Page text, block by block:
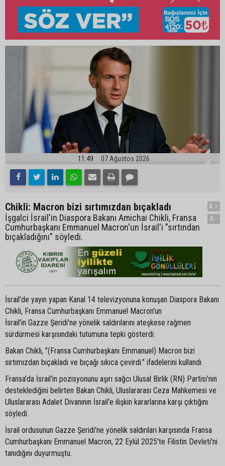
11:49 07 Ağustos 2026
Chikli: Macron bizi sırtımızdan bıçakladı
İşgalci İsrail'in Diaspora Bakanı Amichai Chikli, Fransa
Cumhurbaşkanı Emmanuel Macron'un İsrail'i "sırtından
bıçakladığını" söyledi.
A+
A-
İsrail'de yayın yapan Kanal 14 televizyonuna konuşan Diaspora Bakanı
Chikli, Fransa Cumhurbaşkanı Emmanuel Macron'un
İsrail'in Gazze Şeridi'ne yönelik saldırılarını ateşkese rağmen
sürdürmesi karşısındaki tutumuna tepki gösterdi.
Bakan Chikli, "(Fransa Cumhurbaşkanı Emmanuel) Macron bizi
sırtımızdan bıçakladı ve bıçağı sıkıca çevirdi." ifadelerini kullandı.
Fransa'da İsrail'in pozisyonunu aşırı sağcı Ulusal Birlik (RN) Partisi'nin
desteklediğini belirten Bakan Chikli, Uluslararası Ceza Mahkemesi ve
Uluslararası Adalet Divanının İsrail'e ilişkin kararlarına karşı çıktığını
söyledi.
İsrail ordusunun Gazze Şeridi'ne yönelik saldırıları karşısında Fransa
Cumhurbaşkanı Emmanuel Macron, 22 Eylül 2025'te Filistin Devleti'ni
tanıdığını duyurmuştu.